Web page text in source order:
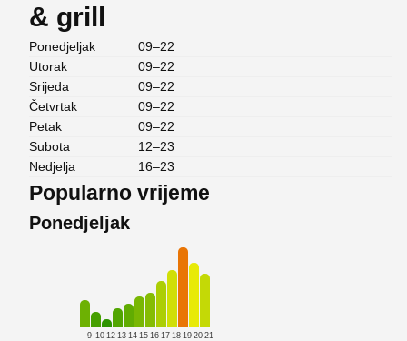
& grill
Ponedjeljak
09–22
Utorak
09–22
Srijeda
09–22
Četvrtak
09–22
Petak
09–22
Subota
12–23
Nedjelja
16–23
Popularno vrijeme
Ponedjeljak
9 10 12 13 14 15 16 17 18 19 20 21